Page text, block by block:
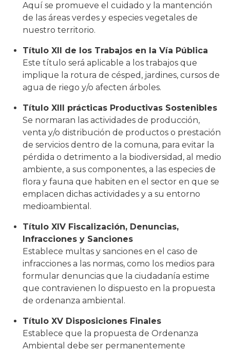
Aquí se promueve el cuidado y la mantención
de las áreas verdes y especies vegetales de
nuestro territorio.
Título XII de los Trabajos en la Vía Pública
Este título será aplicable a los trabajos que
implique la rotura de césped, jardines, cursos de
agua de riego y/o afecten árboles.
Título XIII prácticas Productivas Sostenibles
Se normaran las actividades de producción,
venta y/o distribución de productos o prestación
de servicios dentro de la comuna, para evitar la
pérdida o detrimento a la biodiversidad, al medio
ambiente, a sus componentes, a las especies de
flora y fauna que habiten en el sector en que se
emplacen dichas actividades y a su entorno
medioambiental.
Título XIV Fiscalización, Denuncias,
Infracciones y Sanciones
Establece multas y sanciones en el caso de
infracciones a las normas, como los medios para
formular denuncias que la ciudadanía estime
que contravienen lo dispuesto en la propuesta
de ordenanza ambiental.
Título XV Disposiciones Finales
Establece que la propuesta de Ordenanza
Ambiental debe ser permanentemente